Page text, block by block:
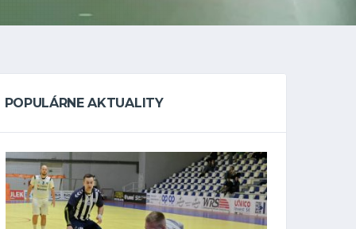
POPULÁRNE AKTUALITY